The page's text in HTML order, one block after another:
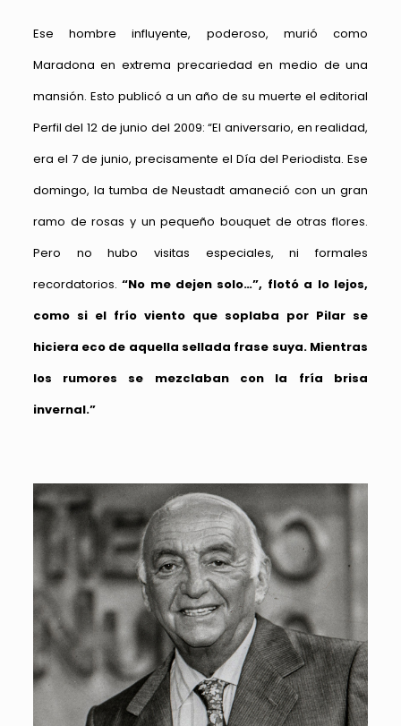
Ese hombre influyente, poderoso, murió como
Maradona en extrema precariedad en medio de una
mansión. Esto publicó a un año de su muerte el editorial
Perfil del 12 de junio del 2009: “El aniversario, en realidad,
era el 7 de junio, precisamente el Día del Periodista. Ese
domingo, la tumba de Neustadt amaneció con un gran
ramo de rosas y un pequeño bouquet de otras flores.
Pero no hubo visitas especiales, ni formales
recordatorios.“No me dejen solo…”, flotó a lo lejos,
como si el frío viento que soplaba por Pilar se
hiciera eco de aquella sellada frase suya. Mientras
los rumores se mezclaban con la fría brisa
invernal.”